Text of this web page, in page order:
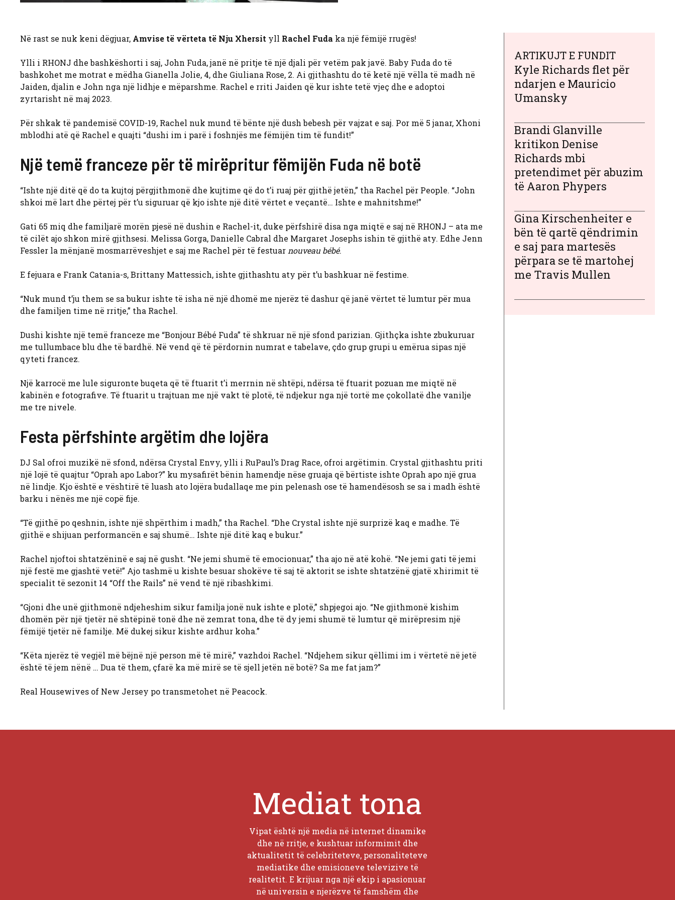
Në rast se nuk keni dëgjuar, Amvise të vërteta të Nju Xhersit yll Rachel Fuda ka një fëmijë rrugës!
Ylli i RHONJ dhe bashkëshorti i saj, John Fuda, janë në pritje të një djali për vetëm pak javë. Baby Fuda do të
bashkohet me motrat e mëdha Gianella Jolie, 4, dhe Giuliana Rose, 2. Ai gjithashtu do të ketë një vëlla të madh në
Jaiden, djalin e John nga një lidhje e mëparshme. Rachel e rriti Jaiden që kur ishte tetë vjeç dhe e adoptoi
zyrtarisht në maj 2023.
Për shkak të pandemisë COVID-19, Rachel nuk mund të bënte një dush bebesh për vajzat e saj. Por më 5 janar, Xhoni
mblodhi atë që Rachel e quajti “dushi im i parë i foshnjës me fëmijën tim të fundit!”
Një temë franceze për të mirëpritur fëmijën Fuda në botë
“Ishte një ditë që do ta kujtoj përgjithmonë dhe kujtime që do t’i ruaj për gjithë jetën,” tha Rachel për People. “John
shkoi më lart dhe përtej për t’u siguruar që kjo ishte një ditë vërtet e veçantë… Ishte e mahnitshme!”
Gati 65 miq dhe familjarë morën pjesë në dushin e Rachel-it, duke përfshirë disa nga miqtë e saj në RHONJ – ata me
të cilët ajo shkon mirë gjithsesi. Melissa Gorga, Danielle Cabral dhe Margaret Josephs ishin të gjithë aty. Edhe Jenn
Fessler la mënjanë mosmarrëveshjet e saj me Rachel për të festuar nouveau bébé.
E fejuara e Frank Catania-s, Brittany Mattessich, ishte gjithashtu aty për t’u bashkuar në festime.
“Nuk mund t’ju them se sa bukur ishte të isha në një dhomë me njerëz të dashur që janë vërtet të lumtur për mua
dhe familjen time në rritje,” tha Rachel.
Dushi kishte një temë franceze me “Bonjour Bébé Fuda” të shkruar në një sfond parizian. Gjithçka ishte zbukuruar
me tullumbace blu dhe të bardhë. Në vend që të përdornin numrat e tabelave, çdo grup grupi u emërua sipas një
qyteti francez.
Një karrocë me lule siguronte buqeta që të ftuarit t’i merrnin në shtëpi, ndërsa të ftuarit pozuan me miqtë në
kabinën e fotografive. Të ftuarit u trajtuan me një vakt të plotë, të ndjekur nga një tortë me çokollatë dhe vanilje
me tre nivele.
Festa përfshinte argëtim dhe lojëra
DJ Sal ofroi muzikë në sfond, ndërsa Crystal Envy, ylli i RuPaul’s Drag Race, ofroi argëtimin. Crystal gjithashtu priti
një lojë të quajtur “Oprah apo Labor?” ku mysafirët bënin hamendje nëse gruaja që bërtiste ishte Oprah apo një grua
në lindje. Kjo është e vështirë të luash ato lojëra budallaqe me pin pelenash ose të hamendësosh se sa i madh është
barku i nënës me një copë fije.
“Të gjithë po qeshnin, ishte një shpërthim i madh,” tha Rachel. “Dhe Crystal ishte një surprizë kaq e madhe. Të
gjithë e shijuan performancën e saj shumë… Ishte një ditë kaq e bukur.”
Rachel njoftoi shtatzëninë e saj në gusht. “Ne jemi shumë të emocionuar,” tha ajo në atë kohë. “Ne jemi gati të jemi
një festë me gjashtë vetë!” Ajo tashmë u kishte besuar shokëve të saj të aktorit se ishte shtatzënë gjatë xhirimit të
specialit të sezonit 14 “Off the Rails” në vend të një ribashkimi.
“Gjoni dhe unë gjithmonë ndjeheshim sikur familja jonë nuk ishte e plotë,” shpjegoi ajo. “Ne gjithmonë kishim
dhomën për një tjetër në shtëpinë tonë dhe në zemrat tona, dhe të dy jemi shumë të lumtur që mirëpresim një
fëmijë tjetër në familje. Më dukej sikur kishte ardhur koha.”
“Këta njerëz të vegjël më bëjnë një person më të mirë,” vazhdoi Rachel. “Ndjehem sikur qëllimi im i vërtetë në jetë
është të jem nënë … Dua të them, çfarë ka më mirë se të sjell jetën në botë? Sa me fat jam?”
Real Housewives of New Jersey po transmetohet në Peacock.
ARTIKUJT E FUNDIT
Kyle Richards flet për
ndarjen e Mauricio
Umansky
Brandi Glanville
kritikon Denise
Richards mbi
pretendimet për abuzim
të Aaron Phypers
Gina Kirschenheiter e
bën të qartë qëndrimin
e saj para martesës
përpara se të martohej
me Travis Mullen
Mediat tona
Vipat është një media në internet dinamike
dhe në rritje, e kushtuar informimit dhe
aktualitetit të celebriteteve, personaliteteve
mediatike dhe emisioneve televizive të
realitetit. E krijuar nga një ekip i apasionuar
në universin e njerëzve të famshëm dhe